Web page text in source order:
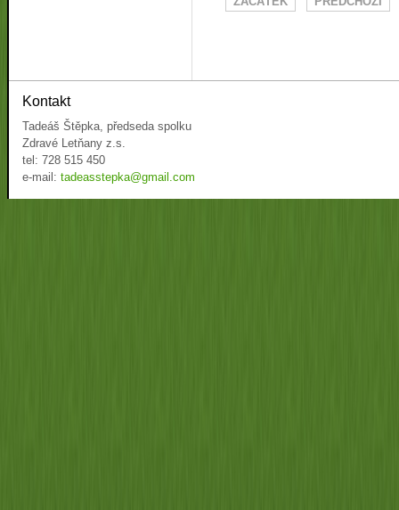
Kontakt
Tadeáš Štěpka, předseda spolku
Zdravé Letňany z.s.
tel: 728 515 450
e-mail: tadeasstepka@gmail.com